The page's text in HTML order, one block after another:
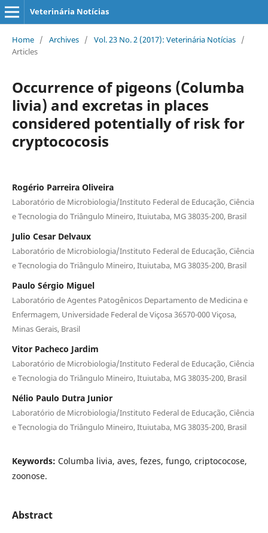
Veterinária Notícias
Home / Archives / Vol. 23 No. 2 (2017): Veterinária Notícias /
Articles
Occurrence of pigeons (Columba
livia) and excretas in places
considered potentially of risk for
cryptococosis
Rogério Parreira Oliveira
Laboratório de Microbiologia/Instituto Federal de Educação, Ciência
e Tecnologia do Triângulo Mineiro, Ituiutaba, MG 38035-200, Brasil
Julio Cesar Delvaux
Laboratório de Microbiologia/Instituto Federal de Educação, Ciência
e Tecnologia do Triângulo Mineiro, Ituiutaba, MG 38035-200, Brasil
Paulo Sérgio Miguel
Laboratório de Agentes Patogênicos Departamento de Medicina e
Enfermagem, Universidade Federal de Viçosa 36570-000 Viçosa,
Minas Gerais, Brasil
Vitor Pacheco Jardim
Laboratório de Microbiologia/Instituto Federal de Educação, Ciência
e Tecnologia do Triângulo Mineiro, Ituiutaba, MG 38035-200, Brasil
Nélio Paulo Dutra Junior
Laboratório de Microbiologia/Instituto Federal de Educação, Ciência
e Tecnologia do Triângulo Mineiro, Ituiutaba, MG 38035-200, Brasil
Keywords: Columba livia, aves, fezes, fungo, criptococose,
zoonose.
Abstract